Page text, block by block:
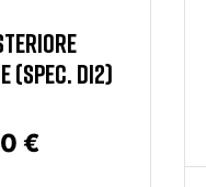
(SPEC. DI2)
€